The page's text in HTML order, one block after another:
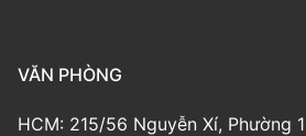
VĂN PHÒNG
HCM: 215/56 Nguyễn Xí, Phường